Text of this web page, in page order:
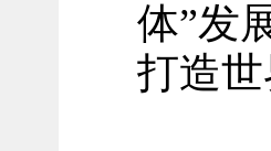
体”发
打造